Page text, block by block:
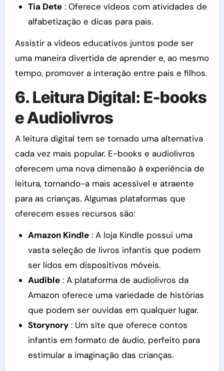
Tia Dete: Oferece vídeos com atividades de
alfabetização e dicas para pais.
Assistir a vídeos educativos juntos pode ser
uma maneira divertida de aprender e, ao mesmo
tempo, promover a interação entre pais e filhos.
6. Leitura Digital: E-books
e Audiolivros
A leitura digital tem se tornado uma alternativa
cada vez mais popular. E-books e audiolivros
oferecem uma nova dimensão à experiência de
leitura, tornando-a mais acessível e atraente
para as crianças. Algumas plataformas que
oferecem esses recursos são:
Amazon Kindle: A loja Kindle possui uma
vasta seleção de livros infantis que podem
ser lidos em dispositivos móveis.
Audible: A plataforma de audiolivros da
Amazon oferece uma variedade de histórias
que podem ser ouvidas em qualquer lugar.
Storynory: Um site que oferece contos
infantis em formato de áudio, perfeito para
estimular a imaginação das crianças.